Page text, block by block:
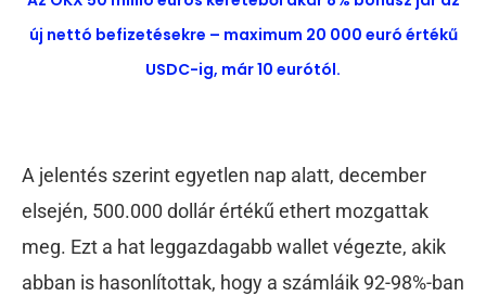
új nettó befizetésekre – maximum 20 000 euró értékű
USDC-ig, már 10 eurótól.
A jelentés szerint egyetlen nap alatt, december
elsején, 500.000 dollár értékű ethert mozgattak
meg. Ezt a hat leggazdagabb wallet végezte, akik
abban is hasonlítottak, hogy a számláik 92-98%-ban